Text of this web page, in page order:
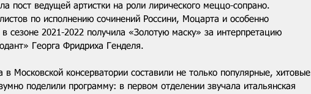
пост ведущей артистки на роли лирического меццо-сопрано.
по исполнению сочинений Россини, Моцарта и особенно
сезоне 2021-2022 получила «Золотую маску» за интерпретацию
Георга Фридриха Генделя.
в Московской консерватории составили не только популярные, хитовые
поделили программу: в первом отделении звучала итальянская